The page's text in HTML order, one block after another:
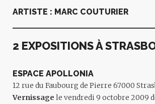
ARTISTE : MARC COUTURIER
2 EXPOSITIONS À
ESPACE APOLLONIA
12 rue du Faubourg de Pierre 67000
Vernissage le vendredi 9 octobre 2009